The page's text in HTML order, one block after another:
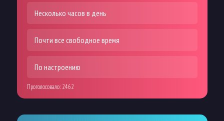
Несколько часов в день
Почти все свободное время
По настроению
Проголосовало: 2462